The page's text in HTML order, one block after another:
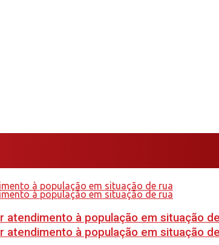
à população em situação
atendimento à população em situação